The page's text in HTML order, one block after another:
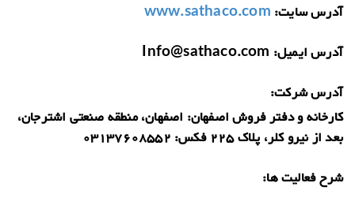
آدرس سایت: www.sathaco.com
آدرس ایمیل: Info@sathaco.com
آدرس شرکت:
کارخانه و دفتر فروش اصفهان: اصفهان، منطقه صنعتی اشترجان،
بعد از نیرو کلر، پلاک 225 فکس: 03137608552
شرح فعالیت ها: